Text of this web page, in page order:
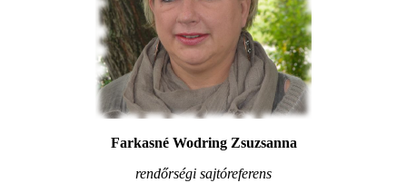
Farkasné Wodring Zsuzsanna
rendőrségi sajtóreferens